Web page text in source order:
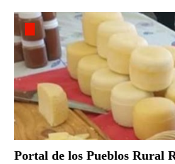
Portal de los Pueblos Rural